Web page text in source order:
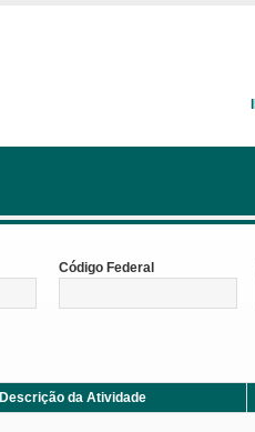
Código Federal
Descrição da Atividade